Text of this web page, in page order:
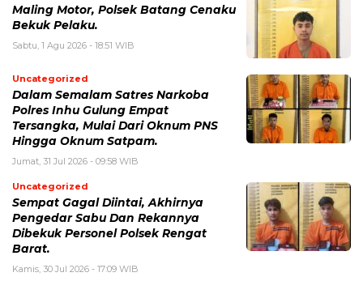
Maling Motor, Polsek Batang Cenaku
Bekuk Pelaku.
Sabtu, 1 Agu 2026 - 18:51 WIB
Uncategorized
Dalam Semalam Satres Narkoba
Polres Inhu Gulung Empat
Tersangka, Mulai Dari Oknum PNS
Hingga Oknum Satpam.
Jumat, 31 Jul 2026 - 09:58 WIB
Uncategorized
Sempat Gagal Diintai, Akhirnya
Pengedar Sabu Dan Rekannya
Dibekuk Personel Polsek Rengat
Barat.
Kamis, 30 Jul 2026 - 17:09 WIB